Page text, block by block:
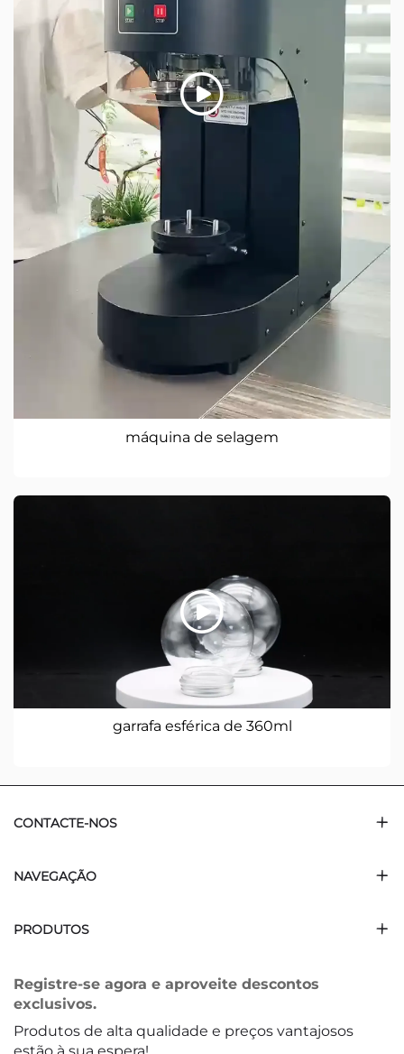
máquina de selagem
garrafa esférica de 360ml
CONTACTE-NOS
NAVEGAÇÃO
PRODUTOS
Registre-se agora e aproveite descontos
exclusivos.
Produtos de alta qualidade e preços vantajosos
estão à sua espera!